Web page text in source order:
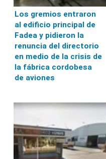
Los gremios entraron
al edificio principal de
Fadea y pidieron la
renuncia del directorio
en medio de la crisis de
la fábrica cordobesa
de aviones